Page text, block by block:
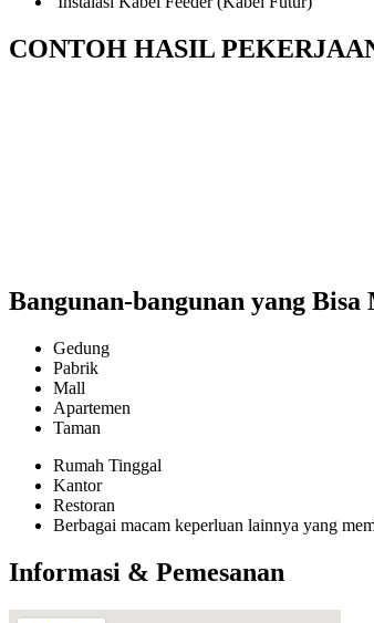
CONTOH HASIL
Bangunan-bangunan yang
Gedung
Pabrik
Mall
Apartemen
Taman
Rumah Tinggal
Kantor
Restoran
Berbagai macam keperluan lainnya yang
Informasi & Pemesanan